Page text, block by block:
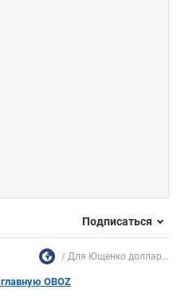
Подписаться
Для Ющенко доллар...
OBOZ